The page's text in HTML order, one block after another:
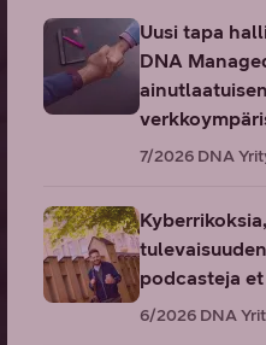
Uusi tapa
DNA
7/2026 DNA
podcasteja
6/2026 DNA